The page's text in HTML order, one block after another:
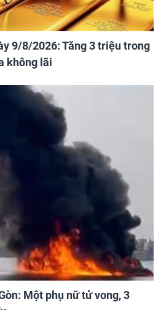
9/8/2026: Tăng 3 triệu trong
không lãi
Một phụ nữ tử vong, 3